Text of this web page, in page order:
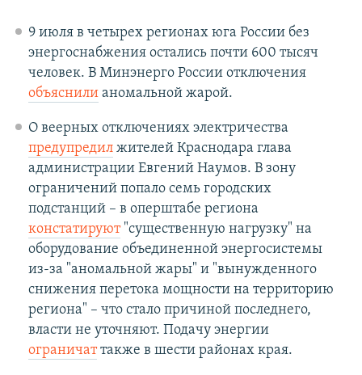
9 июля в четырех регионах юга России без
энергоснабжения остались почти 600 тысяч
человек. В Минэнерго России отключения
объяснилианомальной жарой.
О веерных отключениях электричества
предупредилжителей Краснодара глава
администрации Евгений Наумов. В зону
ограничений попало семь городских
подстанций – в оперштабе региона
констатируют"существенную нагрузку" на
оборудование объединенной энергосистемы
из-за "аномальной жары" и "вынужденного
снижения перетока мощности на территорию
региона" – что стало причиной последнего,
власти не уточняют. Подачу энергии
ограничаттакже в шести районах края.